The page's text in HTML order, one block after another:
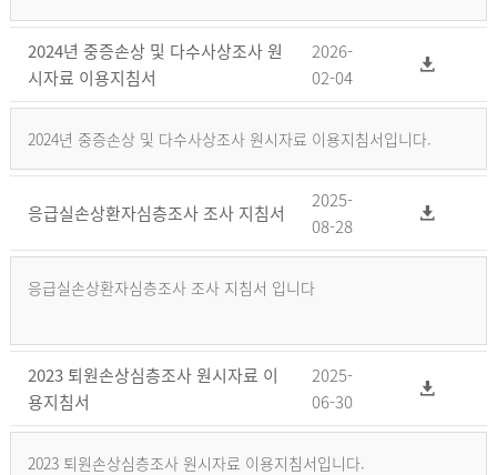
2024년 중증손상 및 다수사상조사 원
시자료 이용지침서
2026-
02-04
2024년 중증손상 및 다수사상조사 원시자료 이용지침서입니다.
응급실손상환자심층조사 조사 지침서
2025-
08-28
응급실손상환자심층조사 조사 지침서 입니다
2023 퇴원손상심층조사 원시자료 이
용지침서
2025-
06-30
2023 퇴원손상심층조사 원시자료 이용지침서입니다.